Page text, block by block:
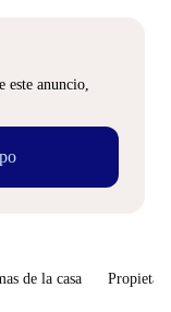
este anuncio,
de la casa